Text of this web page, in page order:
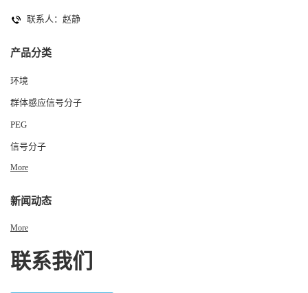
联系人：赵静
产品分类
环境
群体感应信号分子
PEG
信号分子
More
新闻动态
More
联系我们